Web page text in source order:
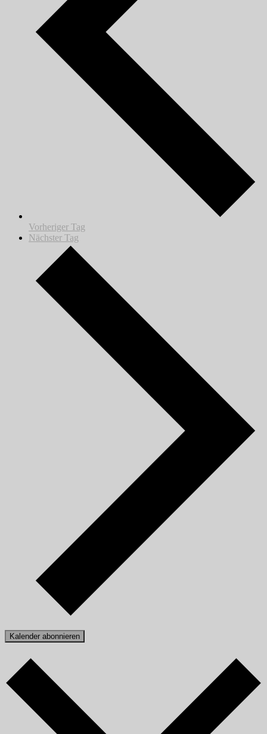
Vorheriger Tag
Nächster Tag
Kalender abonnieren